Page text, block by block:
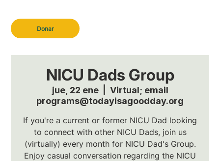
Donar
NICU Dads Group
jue, 22 ene
  |
Virtual; email
programs@todayisagoodday.org
If you're a current or former NICU Dad looking
to connect with other NICU Dads, join us
(virtually) every month for NICU Dad's Group.
Enjoy casual conversation regarding the NICU